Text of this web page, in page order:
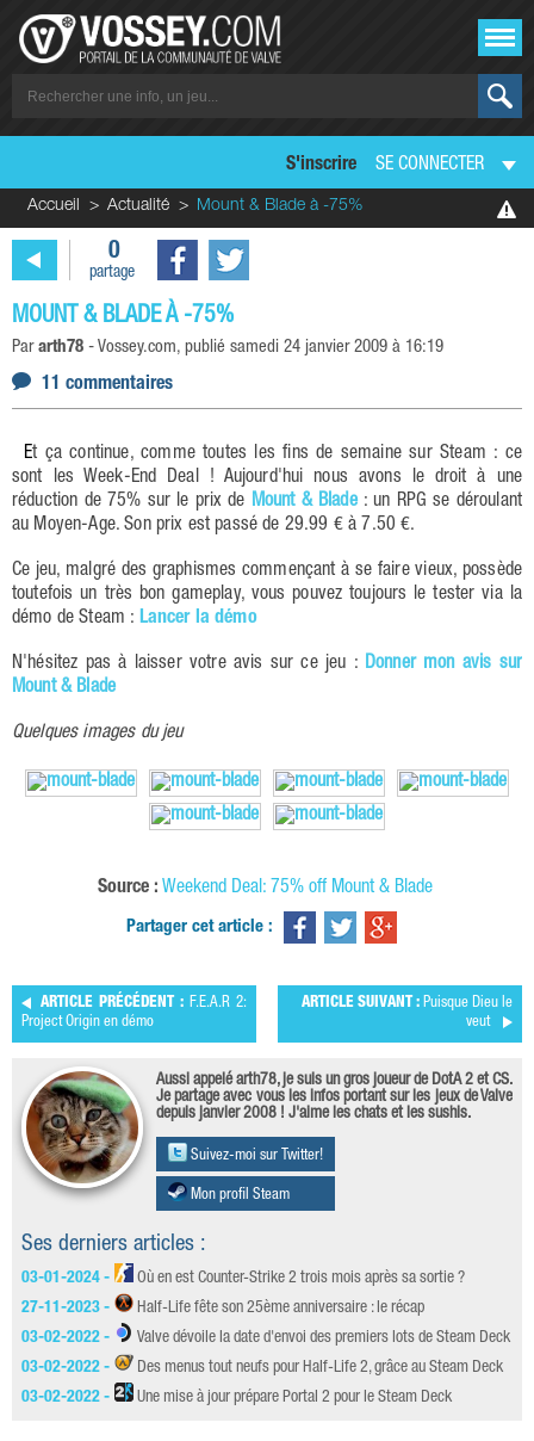
S'inscrire SE CONNECTER
Accueil Actualité Mount & Blade à -75%
0
partage
MOUNT & BLADE À -75%
Par arth78 - Vossey.com, publié samedi 24 janvier 2009 à 16:19
11 commentaires
Et ça continue, comme toutes les fins de semaine sur Steam : ce
sont les Week-End Deal ! Aujourd'hui nous avons le droit à une
réduction de 75% sur le prix de Mount & Blade: un RPG se déroulant
au Moyen-Age. Son prix est passé de 29.99 € à 7.50 €.
Ce jeu, malgré des graphismes commençant à se faire vieux, possède
toutefois un très bon gameplay, vous pouvez toujours le tester via la
démo de Steam : Lancer la démo
N'hésitez pas à laisser votre avis sur ce jeu : Donner mon avis sur
Mount & Blade
Quelques images du jeu
Source : Weekend Deal: 75% off Mount & Blade
Partager cet article :
ARTICLE PRÉCÉDENT : F.E.A.R 2:
Project Origin en démo
ARTICLE SUIVANT : Puisque Dieu le
veut
Aussi appelé arth78, je suis un gros joueur de DotA 2 et CS.
Je partage avec vous les infos portant sur les jeux de Valve
depuis janvier 2008 ! J'aime les chats et les sushis.
Suivez-moi sur Twitter!
Mon profil Steam
Ses derniers articles :
03-01-2024 -
Où en est Counter-Strike 2 trois mois après sa sortie ?
27-11-2023 -
Half-Life fête son 25ème anniversaire : le récap
03-02-2022 -
Valve dévoile la date d'envoi des premiers lots de Steam Deck
03-02-2022 -
Des menus tout neufs pour Half-Life 2, grâce au Steam Deck
03-02-2022 -
Une mise à jour prépare Portal 2 pour le Steam Deck